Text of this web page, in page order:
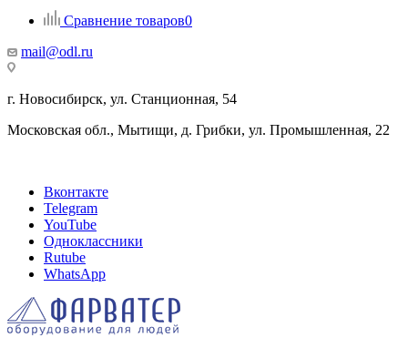
Сравнение товаров0
mail@odl.ru
г. Новосибирск, ул. Станционная, 54
Московская обл., Мытищи, д. Грибки, ул. Промышленная, 22
Вконтакте
Telegram
YouTube
Одноклассники
Rutube
WhatsApp